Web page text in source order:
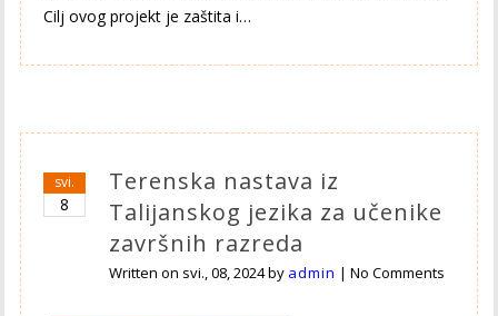
Cilj ovog projekt je zaštita i…
svi.
8
Terenska nastava iz
Talijanskog jezika za učenike
završnih razreda
Written on svi., 08, 2024by admin |No Comments